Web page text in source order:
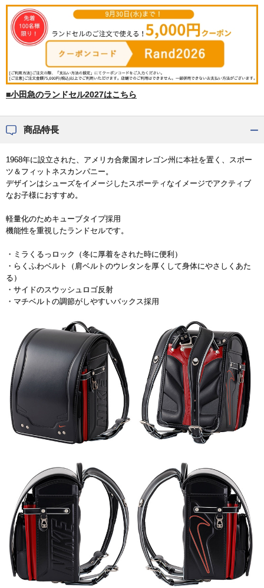
■小田急のランドセル2027はこちら
商品特長
1968年に設立された、アメリカ合衆国オレゴン州に本社を置く、スポー
ツ＆フィットネスカンパニー。
デザインはシューズをイメージしたスポーティなイメージでアクティブ
なお子様におすすめ。
軽量化のためキューブタイプ採用
機能性を重視したランドセルです。
・ミラくるっロック（冬に厚着をされた時に便利）
・らくふわベルト（肩ベルトのウレタンを厚くして身体にやさしくあた
る）
・サイドのスウッシュロゴ反射
・マチベルトの調節がしやすいバックス採用